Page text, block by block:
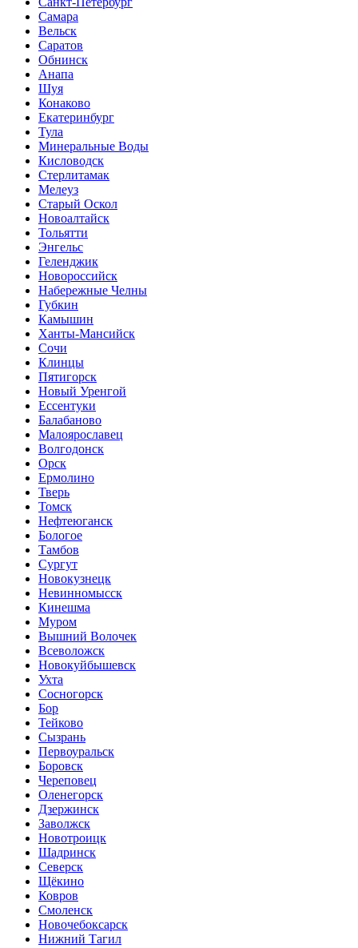
Самара
Вельск
Саратов
Обнинск
Анапа
Шуя
Конаково
Екатеринбург
Тула
Минеральные Воды
Кисловодск
Стерлитамак
Мелеуз
Старый Оскол
Новоалтайск
Тольятти
Энгельс
Геленджик
Новороссийск
Набережные Челны
Губкин
Камышин
Ханты-Мансийск
Сочи
Клинцы
Пятигорск
Новый Уренгой
Ессентуки
Балабаново
Малоярославец
Волгодонск
Орск
Ермолино
Тверь
Томск
Нефтеюганск
Бологое
Тамбов
Сургут
Новокузнецк
Невинномысск
Кинешма
Муром
Вышний Волочек
Всеволожск
Новокуйбышевск
Ухта
Сосногорск
Бор
Тейково
Сызрань
Первоуральск
Боровск
Череповец
Оленегорск
Дзержинск
Заволжск
Новотроицк
Шадринск
Северск
Щёкино
Ковров
Смоленск
Новочебоксарск
Нижний Тагил